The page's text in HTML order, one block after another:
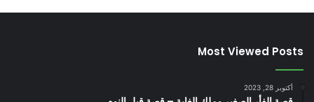
Most Viewed Posts
أكتوبر 28, 2023